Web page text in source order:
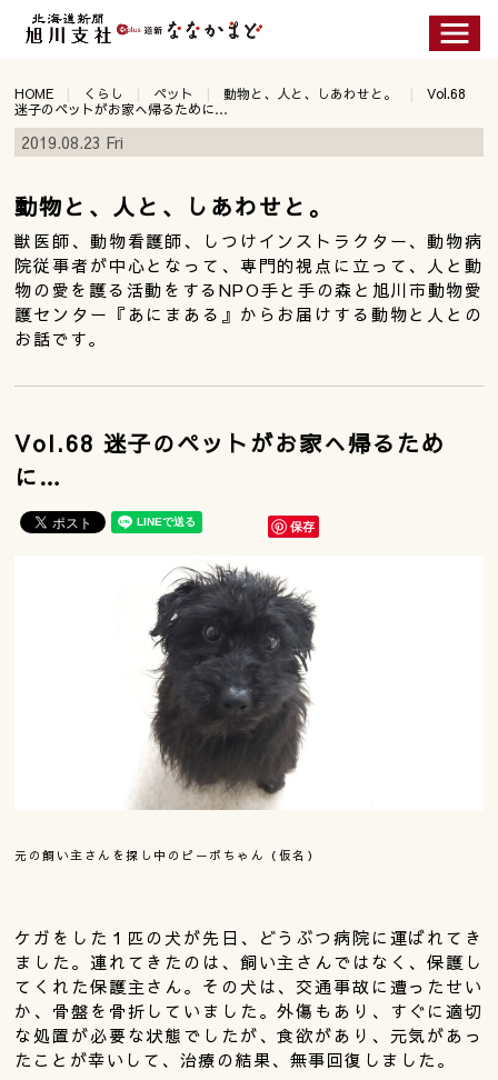
HOME くらし ペット 動物と、人と、しあわせと。
Vol.68
迷子のペットがお家へ帰るために…
2019.08.23 Fri
動物と、人と、しあわせと。
獣医師、動物看護師、しつけインストラクター、動物病
院従事者が中心となって、専門的視点に立って、人と動
物の愛を護る活動をするNPO手と手の森と旭川市動物愛
護センター『あにまある』からお届けする動物と人との
お話です。
Vol.68 迷子のペットがお家へ帰るため
に…
保存
元の飼い主さんを探し中のピーポちゃん（仮名）
ケガをした１匹の犬が先日、どうぶつ病院に運ばれてき
ました。連れてきたのは、飼い主さんではなく、保護し
てくれた保護主さん。その犬は、交通事故に遭ったせい
か、骨盤を骨折していました。外傷もあり、すぐに適切
な処置が必要な状態でしたが、食欲があり、元気があっ
たことが幸いして、治療の結果、無事回復しました。